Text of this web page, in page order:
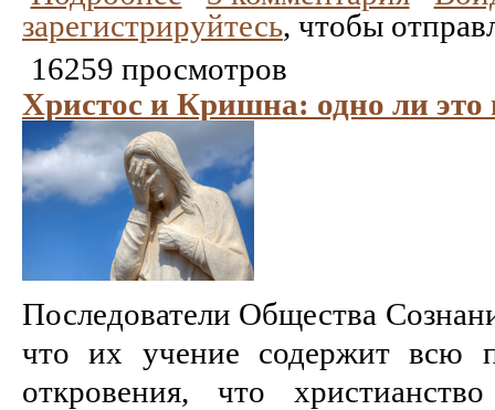
зарегистрируйтесь, чтобы
16259 просмотров
Христос и Кришна: одно ли это
Последователи Общества
что их учение содержит всю
откровения, что